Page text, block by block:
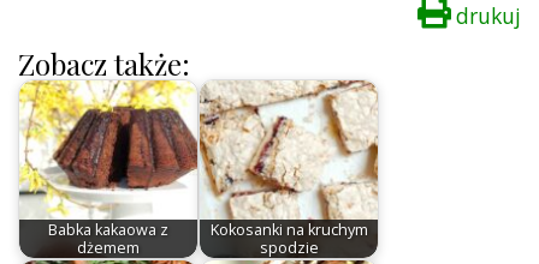
drukuj
Zobacz także:
Babka kakaowa z
dżemem
Kokosanki na kruchym
spodzie